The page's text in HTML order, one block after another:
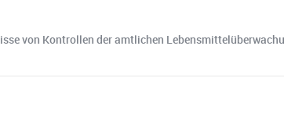
von Kontrollen der amtlichen